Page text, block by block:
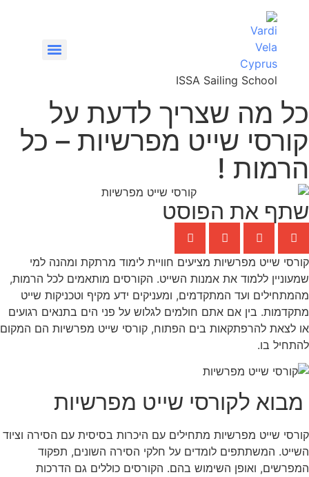
ISSA Sailing School
כל מה שצריך לדעת על
קורסי שייט מפרשיות – כל
הרמות !
שתף את הפוסט
קורסי שייט מפרשיות מציעים חוויית לימוד מרתקת ומהנה למי
שמעוניין ללמוד את אמנות השייט. הקורסים מותאמים לכל הרמות,
מהמתחילים ועד המתקדמים, ומעניקים ידע מקיף וטכניקות שייט
מתקדמות. בין אם אתם חולמים לגלוש על פני הים בתנאים רגועים
או לצאת להרפתקאות בים הפתוח, קורסי שייט מפרשיות הם המקום
להתחיל בו.
מבוא לקורסי שייט מפרשיות
קורסי שייט מפרשיות מתחילים עם היכרות בסיסית עם הסירה וציוד
השייט. המשתתפים לומדים על חלקי הסירה השונים, תפקוד
המפרשים, ואופן השימוש בהם. הקורסים כוללים גם הדרכות